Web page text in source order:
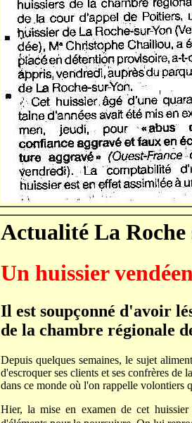
Actualité La Roche
Un huissier
Il est soupçonné d'avoir
de la chambre régionale
Depuis quelques semaines, le sujet
d'escroquer ses clients et ses confrères de
dans ce monde où l'on rappelle volontiers
Hier, la mise en examen de cet